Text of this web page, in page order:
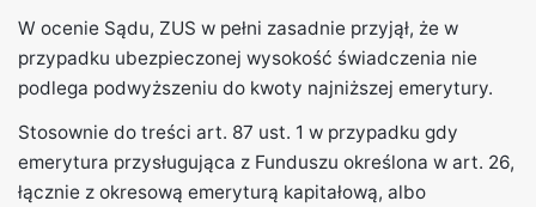
W ocenie Sądu, ZUS w pełni zasadnie przyjął, że w
przypadku ubezpieczonej wysokość świadczenia nie
podlega podwyższeniu do kwoty najniższej emerytury.
Stosownie do treści art. 87 ust. 1 w przypadku gdy
emerytura przysługująca z Funduszu określona w art. 26,
łącznie z okresową emeryturą kapitałową, albo